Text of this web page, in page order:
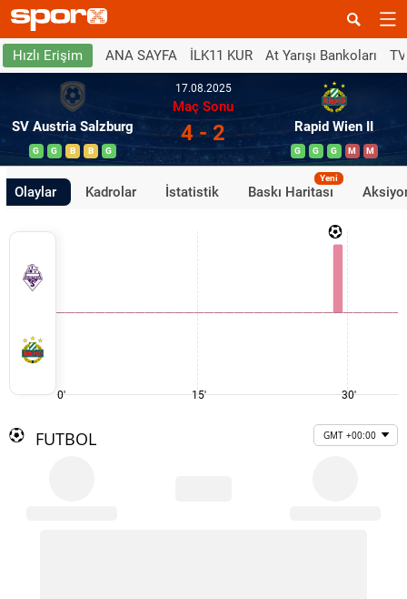
Hızlı Erişim ANA SAYFA İLK11 KUR At Yarışı Bankoları
SV Austria Salzburg
G G B B G
17.08.2025
Maç Sonu
4 - 2 Rapid Wien II
G G G M M
Olaylar Kadrolar İstatistik Baskı Haritası
Yeni
0' 15' 30'
FUTBOL GMT +00:00